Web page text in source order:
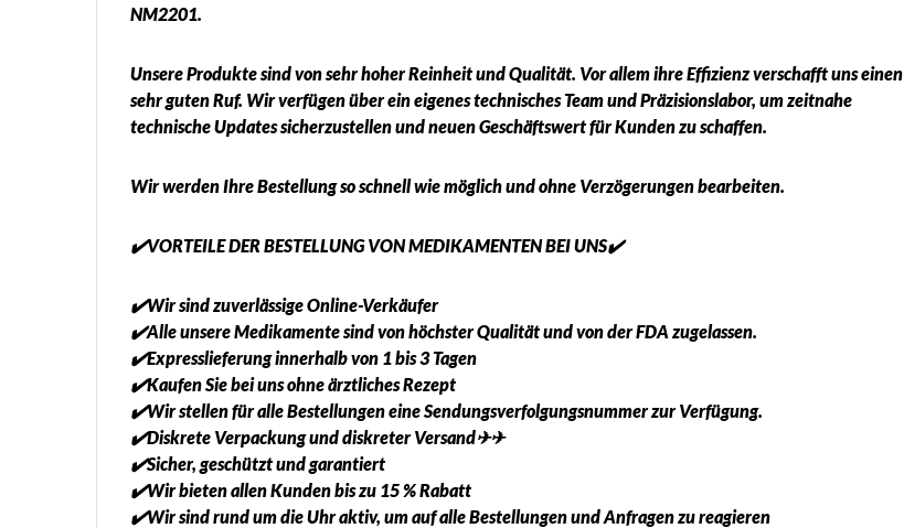
NM2201.
Unsere Produkte sind von sehr hoher Reinheit und Qualität. Vor allem ihre Effizienz verschafft uns einen
sehr guten Ruf. Wir verfügen über ein eigenes technisches Team und Präzisionslabor, um zeitnahe
technische Updates sicherzustellen und neuen Geschäftswert für Kunden zu schaffen.
Wir werden Ihre Bestellung so schnell wie möglich und ohne Verzögerungen bearbeiten.
✔️VORTEILE DER BESTELLUNG VON MEDIKAMENTEN BEI UNS✔️
✔️Wir sind zuverlässige Online-Verkäufer
✔️Alle unsere Medikamente sind von höchster Qualität und von der FDA zugelassen.
✔️Expresslieferung innerhalb von 1 bis 3 Tagen
✔️Kaufen Sie bei uns ohne ärztliches Rezept
✔️Wir stellen für alle Bestellungen eine Sendungsverfolgungsnummer zur Verfügung.
✔️Diskrete Verpackung und diskreter Versand✈✈
✔️Sicher, geschützt und garantiert
✔️Wir bieten allen Kunden bis zu 15 % Rabatt
✔️Wir sind rund um die Uhr aktiv, um auf alle Bestellungen und Anfragen zu reagieren